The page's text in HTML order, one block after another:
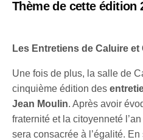
Thème de cette édition
Les Entretiens de Caluire
Une fois de plus, la salle de
cinquième édition des
Jean Moulin. Après avoir
fraternité et la citoyenneté
sera consacrée à l’égalité.